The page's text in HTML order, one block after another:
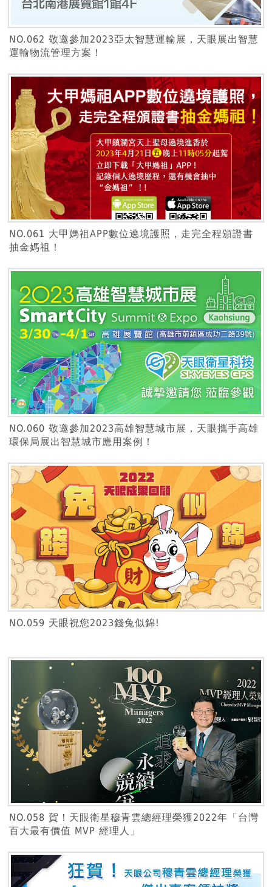
NO.062 敬邀參加2023亞太智慧運輸展，天眼展出智慧
運輸物流管理方案！
NO.061 大甲媽祖APP數位遶境護照，走完全程頒證書
抽金媽祖！
NO.060 敬邀參加2023高雄智慧城市展，天眼攜手高雄
環保局展出智慧城市應用案例！
NO.059 天眼祝您2023錢兔似錦!
NO.058 賀！天眼衛星穆青雲總經理榮獲2022年「台灣
百大最有價值 MVP 經理人」